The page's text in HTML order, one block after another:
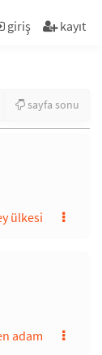
giriş kayıt
sayfa sonu
ülkesi
adam